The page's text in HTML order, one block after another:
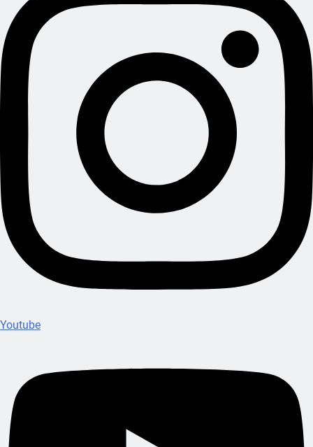
Youtube